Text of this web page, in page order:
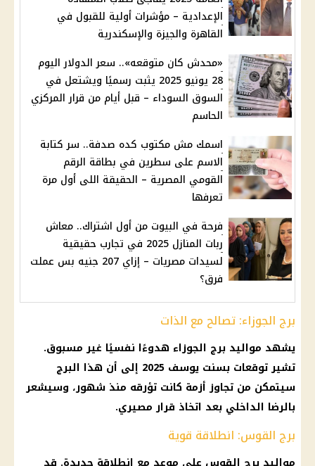
الإعدادية – مؤشرات أولية للقبول في
القاهرة والجيزة والإسكندرية
«محدش كان متوقعه».. سعر الدولار اليوم
28 يونيو 2025 يثبت رسميًا ويشتعل في
السوق السوداء – قبل أيام من قرار المركزي
الحاسم
اسمك مش مكتوب كده صدفة.. سر كتابة
الاسم على سطرين في بطاقة الرقم
القومي المصرية – الحقيقة اللى أول مرة
تعرفها
فرحة في البيوت من أول اشتراك.. معاش
ربات المنازل 2025 في تجارب حقيقية
لسيدات مصريات – إزاي 207 جنيه بس عملت
فرق؟
برج الجوزاء: تصالح مع الذات
يشهد مواليد برج الجوزاء هدوءًا نفسيًا غير مسبوق.
تشير توقعات بسنت يوسف 2025 إلى أن هذا البرج
سيتمكن من تجاوز أزمة كانت تؤرقه منذ شهور، وسيشعر
بالرضا الداخلي بعد اتخاذ قرار مصيري.
برج القوس: انطلاقة قوية